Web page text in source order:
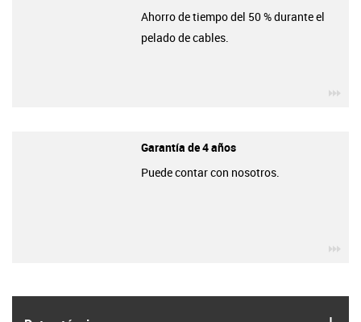
Ahorro de tiempo del 50 % durante el
pelado de cables.
Garantía de 4 años
Puede contar con nosotros.